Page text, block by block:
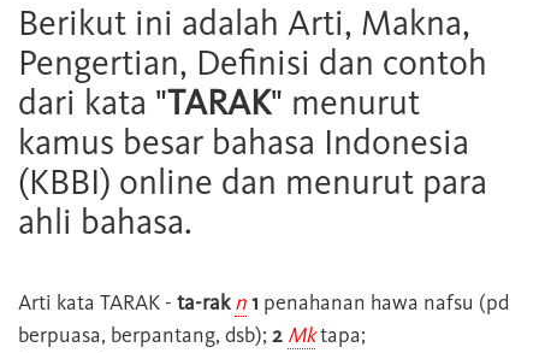
Berikut ini adalah Arti, Makna,
Pengertian, Definisi dan contoh
dari kata "TARAK" menurut
kamus besar bahasa Indonesia
(KBBI) online dan menurut para
ahli bahasa.
Arti kata TARAK - ta-rak n1 penahanan hawa nafsu (pd
berpuasa, berpantang, dsb); 2 Mktapa;